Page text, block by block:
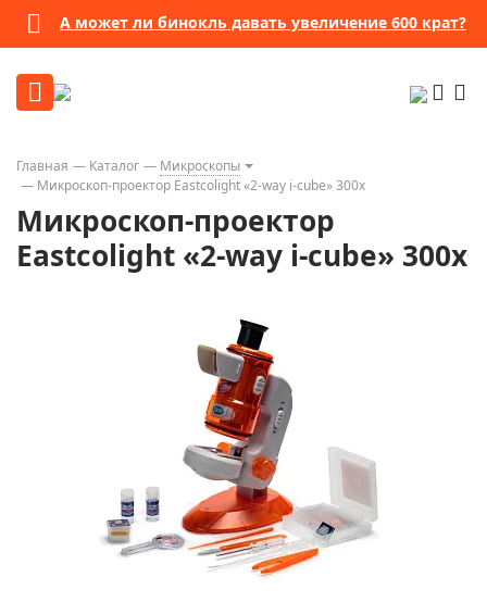
А может ли бинокль давать увеличение 600 крат?
Главная Каталог
Микроскопы
Микроскоп-проектор Eastcolight «2-way i-cube» 300x
Микроскоп-проектор
Eastcolight «2-way i-cube» 300x